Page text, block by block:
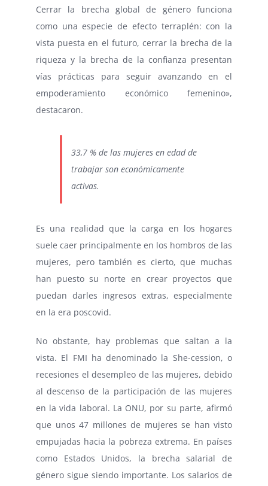
Cerrar la brecha global de género funciona
como una especie de efecto terraplén: con la
vista puesta en el futuro, cerrar la brecha de la
riqueza y la brecha de la confianza presentan
vías prácticas para seguir avanzando en el
empoderamiento económico femenino»,
destacaron.
33,7 % de las mujeres en edad de
trabajar son económicamente
activas.
Es una realidad que la carga en los hogares
suele caer principalmente en los hombros de las
mujeres, pero también es cierto, que muchas
han puesto su norte en crear proyectos que
puedan darles ingresos extras, especialmente
en la era poscovid.
No obstante, hay problemas que saltan a la
vista. El FMI ha denominado la She-cession, o
recesiones el desempleo de las mujeres, debido
al descenso de la participación de las mujeres
en la vida laboral. La ONU, por su parte, afirmó
que unos 47 millones de mujeres se han visto
empujadas hacia la pobreza extrema. En países
como Estados Unidos, la brecha salarial de
género sigue siendo importante. Los salarios de